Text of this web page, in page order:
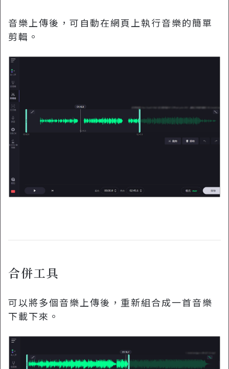
音樂上傳後，可自動在網頁上執行音樂的簡單
剪輯。
合併工具
可以將多個音樂上傳後，重新組合成一首音樂
下載下來。